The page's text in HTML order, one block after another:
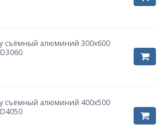
съёмный алюминий 300х600
съёмный алюминий 400х500